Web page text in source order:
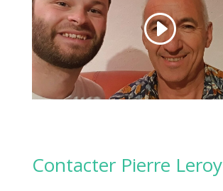
Contacter Pierre Leroy